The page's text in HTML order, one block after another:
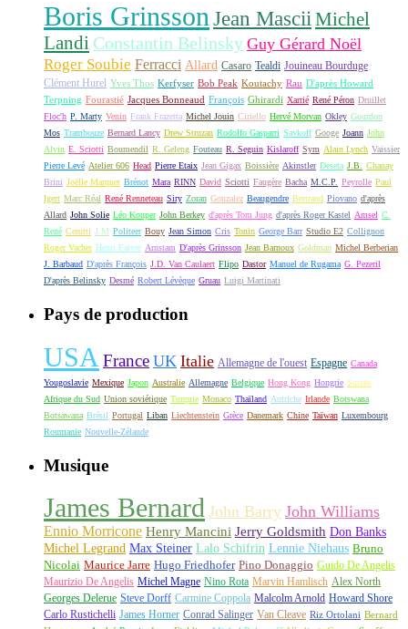
Boris Grinsson Jean MasciiMichel
Landi Constantin Belinsky Guy Gérard Noël
Roger Soubie Ferracci Allard Casaro Tealdi Jouineau Bourduge
Clément Hurel Yves Thos Kerfyser Bob Peak Koutachy Rau D'après Howard
Terpning Fourastié Jacques Bonneaud François Ghirardi Xarrié René Péron Druillet
Floc'h P. Marty Venin Frank Frazetta Michel Jouin Ciriello Hervé Morvan Okley Gourdon
Mos Trambouze Bernard Lancy Drew Struzan Rodolfo Gasparri Savkoff Googe Joann John
Alvin E. Sciotti Boumendil R. Geleng Fouteau R. Seguin Kislaroff Sym Alain Lynch Vaissier
Pierre Levé Atelier 606 Head Pierre Etaix Jean Gigax Boissière Akinstler Deseta J.B. Chanay
Brini Joëlle Marquet Brénot Mara RINN David Sciotti Faugère Bacha M.C.P. Peyrolle Paul
Igert Marc Réal René Renneteau Siry Zoran Gonzalez Beaugendre Bertrand Piovano d'après
Allard John Solie Léo Kouper John Berkey d'après Tom Jung d'après Roger Kastel Amsel C.
René Cerutti J.M Politeer Bouy Jean Simon Cris Tonin George Barr Studio E2 Collignon
Roger Vacher Henri Faivre Arnstam D'après Grinsson Jean Barnoux Goldman Michel Berberian
J. Barbaud D'après François J.D. Van Caulaert Flipo Dastor Manuel de Rugama G. Pezeril
D'après Belinsky Desmé Robert Lévèque Gruau Luigi Martinati
Pays de production
USA France UK Italie Allemagne de l'ouest Espagne Canada
Yougoslavie Mexique Japon Australie Allemagne Belgique Hong Kong Hongrie Suisse
Afrique du Sud Union soviétique Turquie Monaco Thaïland Autriche Irlande Botswana
Botsawana Brésil Portugal Liban Liechtenstein Grèce Danemark Chine Taïwan Luxembourg
Roumanie Nouvelle-Zélande
Musique
James Bernard John Barry John Williams
Ennio Morricone Henry Mancini Jerry Goldsmith Don Banks
Michel Legrand Max Steiner Lalo Schifrin Lennie Niehaus Bruno
Nicolai Maurice Jarre Hugo Friedhofer Pino Donaggio Guido De Angelis
Maurizio De Angelis Michel Magne Nino Rota Marvin Hamlisch Alex North
Georges Delerue Steve Dorff Carmine Coppola Malcolm Arnold
Howard Shore
Carlo Rustichelli James Horner Conrad Salinger Van Cleave Riz Ortolani Bernard